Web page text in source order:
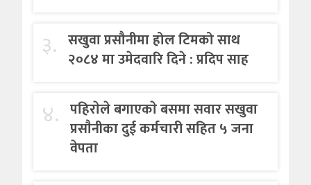
३. सखुवा प्रसौनीमा होल टिमको साथ
२०८४ मा उमेदवारि दिने : प्रदिप साह
४. पहिराेले बगाएकाे बसमा सवार सखुवा
प्रसाैनीका दुई कर्मचारी सहित ५ जना
वेपता